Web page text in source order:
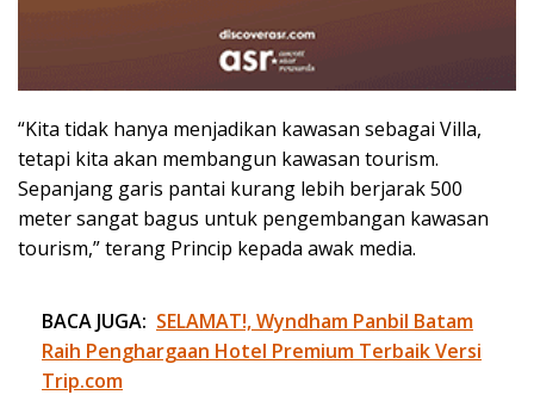
“Kita tidak hanya menjadikan kawasan sebagai Villa,
tetapi kita akan membangun kawasan tourism.
Sepanjang garis pantai kurang lebih berjarak 500
meter sangat bagus untuk pengembangan kawasan
tourism,” terang Princip kepada awak media.
BACA JUGA: SELAMAT!, Wyndham Panbil Batam
Raih Penghargaan Hotel Premium Terbaik Versi
Trip.com